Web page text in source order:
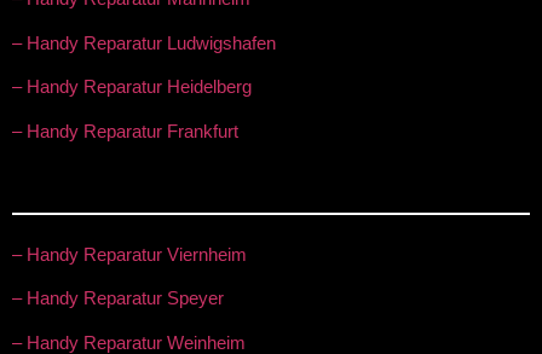
– Handy Reparatur Ludwigshafen
– Handy Reparatur Heidelberg
– Handy Reparatur Frankfurt
– Handy Reparatur Viernheim
– Handy Reparatur Speyer
– Handy Reparatur Weinheim